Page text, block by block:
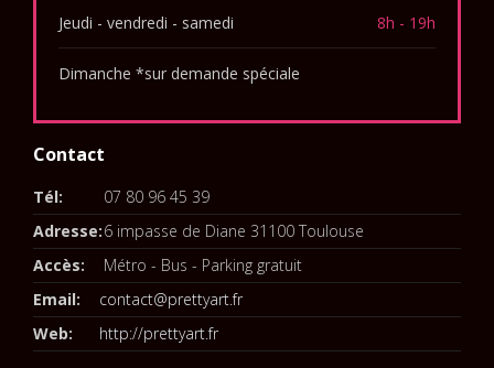
Jeudi - vendredi - samedi 8h - 19h
Dimanche *sur demande spéciale
Contact
Tél:
07 80 96 45 39
Adresse:6 impasse de Diane 31100 Toulouse
Accès:
Métro - Bus - Parking gratuit
Email:
contact@prettyart.fr
Web:
http://prettyart.fr